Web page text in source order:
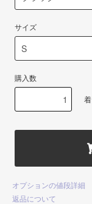
サイズ
購入数
着
オプションの値段詳細
返品について